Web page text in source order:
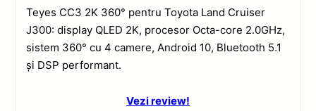
Teyes CC3 2K 360° pentru Toyota Land Cruiser
J300: display QLED 2K, procesor Octa-core 2.0GHz,
sistem 360° cu 4 camere, Android 10, Bluetooth 5.1
și DSP performant.
Vezi review!